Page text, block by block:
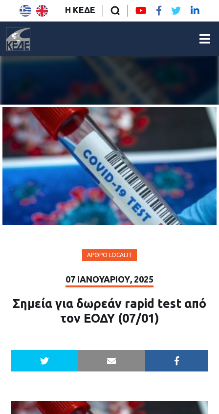
Η ΚΕΔΕ
ΆΡΘΡΟ LOCALIT
07 ΙΑΝΟΥΑΡΊΟΥ, 2025
Σημεία για δωρεάν rapid test από
τον ΕΟΔΥ (07/01)